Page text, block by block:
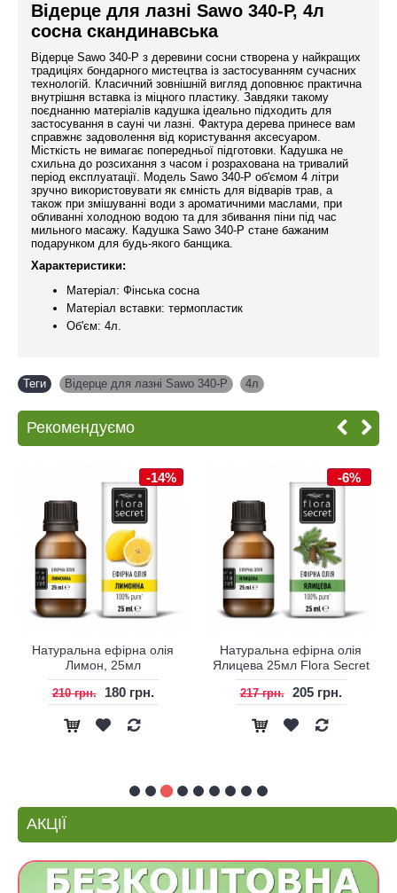
Відерце для лазні Sawo 340-P, 4л
сосна скандинавська
Відерце Sawo 340-Р з деревини сосни створена у найкращих
традиціях бондарного мистецтва із застосуванням сучасних
технологій. Класичний зовнішній вигляд доповнює практична
внутрішня вставка із міцного пластику. Завдяки такому
поєднанню матеріалів кадушка ідеально підходить для
застосування в сауні чи лазні. Фактура дерева принесе вам
справжнє задоволення від користування аксесуаром.
Місткість не вимагає попередньої підготовки. Кадушка не
схильна до розсихання з часом і розрахована на тривалий
період експлуатації. Модель Sawo 340-Р об'ємом 4 літри
зручно використовувати як ємність для відварів трав, а
також при змішуванні води з ароматичними маслами, при
обливанні холодною водою та для збивання піни під час
мильного масажу. Кадушка Sawo 340-Р стане бажаним
подарунком для будь-якого банщика.
Характеристики:
Матеріал: Фінська сосна
Матеріал вставки: термопластик
Об'єм: 4л.
Теги Відерце для лазні Sawo 340-P 4л
Рекомендуємо
-14%
Натуральна ефірна олія
Лимон, 25мл
210 грн. 180 грн.
-6%
Натуральна ефірна олія
Ялицева 25мл Flora Secret
217 грн. 205 грн.
АКЦІЇ